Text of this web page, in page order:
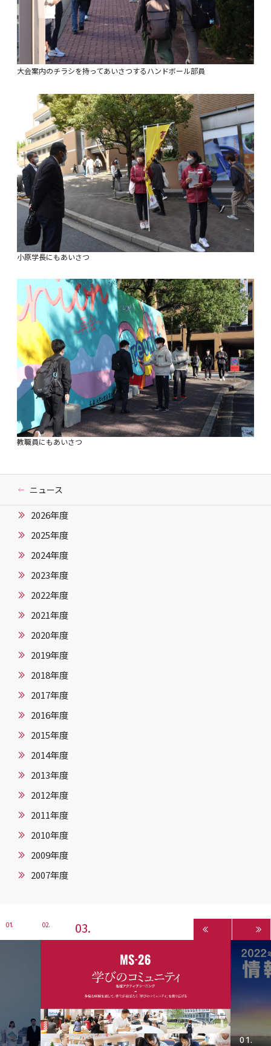
大会案内のチラシを持ってあいさつするハンドボール部員
小原学長にもあいさつ
教職員にもあいさつ
ニュース
2026年度
2025年度
2024年度
2023年度
2022年度
2021年度
2020年度
2019年度
2018年度
2017年度
2016年度
2015年度
2014年度
2013年度
2012年度
2011年度
2010年度
2009年度
2007年度
1 2 3